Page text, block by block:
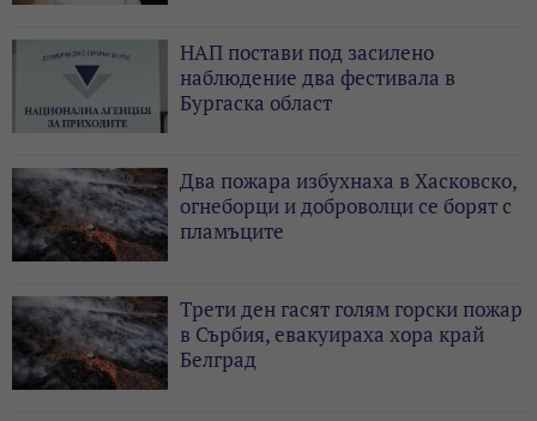
НАП постави под засилено
наблюдение два фестивала в
Бургаска област
Два пожара избухнаха в Хасковско,
огнеборци и доброволци се борят с
пламъците
Трети ден гасят голям горски пожар
в Сърбия, евакуираха хора край
Белград